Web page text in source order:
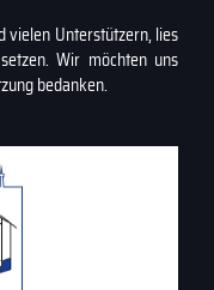
vielen Unterstützern, lies
Wir möchten uns
bedanken.